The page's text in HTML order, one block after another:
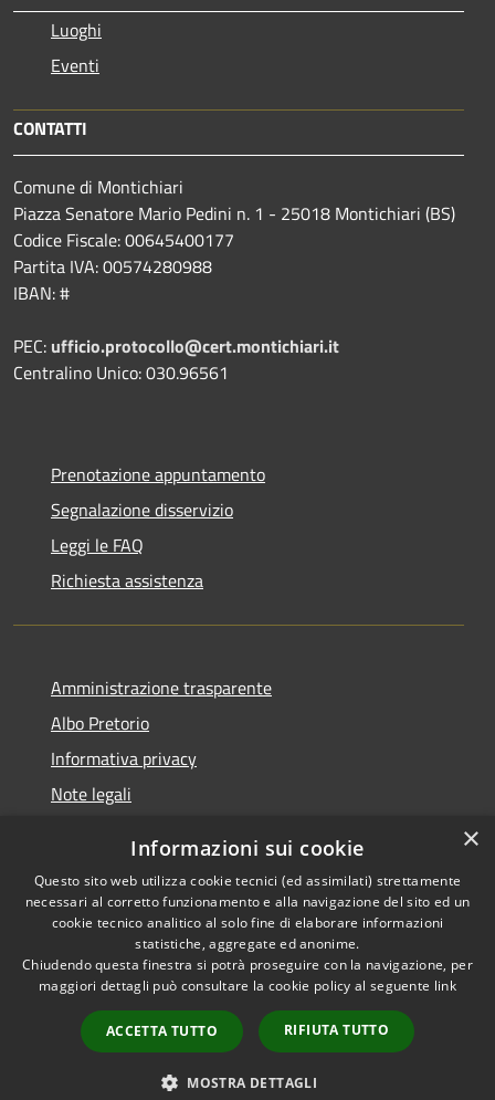
Luoghi
Eventi
CONTATTI
Comune di Montichiari
Piazza Senatore Mario Pedini n. 1 - 25018 Montichiari (BS)
Codice Fiscale: 00645400177
Partita IVA: 00574280988
IBAN: #
PEC: ufficio.protocollo@cert.montichiari.it
Centralino Unico: 030.96561
Prenotazione appuntamento
Segnalazione disservizio
Leggi le FAQ
Richiesta assistenza
Amministrazione trasparente
Albo Pretorio
Informativa privacy
Note legali
Whisteblowing
RSS
Accessibilità
Copyright © 2026 • Comune di
Municipium•
Accesso
redazione
×
Informazioni sui cookie
Questo sito web utilizza cookie tecnici (ed assimilati) strettamente
necessari al corretto funzionamento e alla navigazione del sito ed un
cookie tecnico analitico al solo fine di elaborare informazioni
statistiche, aggregate ed anonime.
Chiudendo questa finestra si potrà proseguire con la navigazione, per
maggiori dettagli può consultare la cookie policy al seguente link
ACCETTA TUTTO RIFIUTA TUTTO
MOSTRA DETTAGLI